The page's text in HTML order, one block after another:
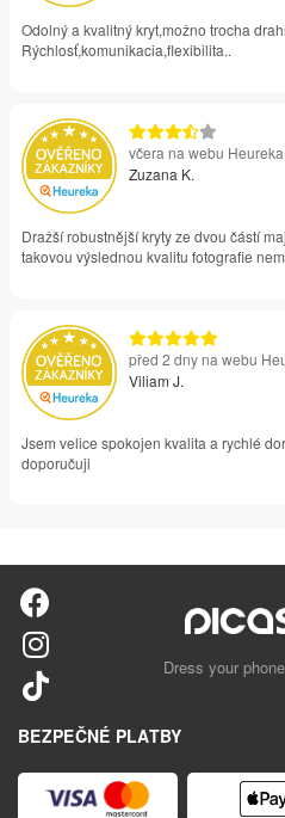
Odolný a kvalitný kryt,možno trocha
Rýchlosť,komunikacia,flexibilita..
včera na webu Heureka
Zuzana K.
Dražší robustnější kryty ze dvou částí
takovou výslednou kvalitu fotografie
před 2 dny na webu
Viliam J.
Jsem velice spokojen kvalita a rychlé
doporučuji
Dress your
BEZPEČNÉ PLATBY